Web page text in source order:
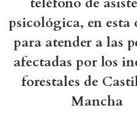
psicológica, en esta
para atender a las
afectadas por los
forestales de
Mancha